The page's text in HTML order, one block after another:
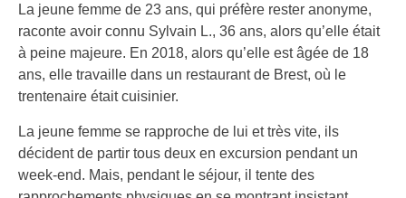
La jeune femme de 23 ans, qui préfère rester anonyme,
raconte avoir connu Sylvain L., 36 ans, alors qu’elle était
à peine majeure. En 2018, alors qu’elle est âgée de 18
ans, elle travaille dans un restaurant de Brest, où le
trentenaire était cuisinier.
La jeune femme se rapproche de lui et très vite, ils
décident de partir tous deux en excursion pendant un
week-end. Mais, pendant le séjour, il tente des